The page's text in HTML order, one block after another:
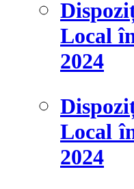
Local
2024
Local
2024